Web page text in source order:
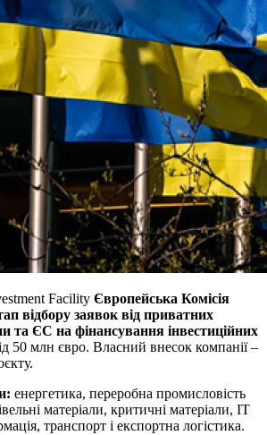
Facility Європейська Комісія
відбору заявок від приватних
та ЄС на фінансування інвестиційних
50 млн євро. Власний внесок компанії –
енергетика, переробна промисловість
матеріали, критичні матеріали, ІТ
транспорт і експортна логістика.